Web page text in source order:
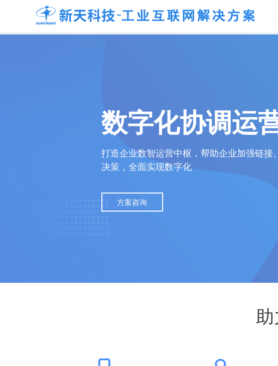
数字化协调运
打造企业数智运营中枢，帮助企业加强链接
决策，全面实现数字化
方案咨询